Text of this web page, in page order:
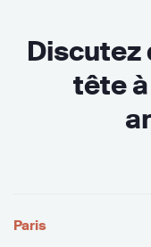
Discutez
tête
Paris